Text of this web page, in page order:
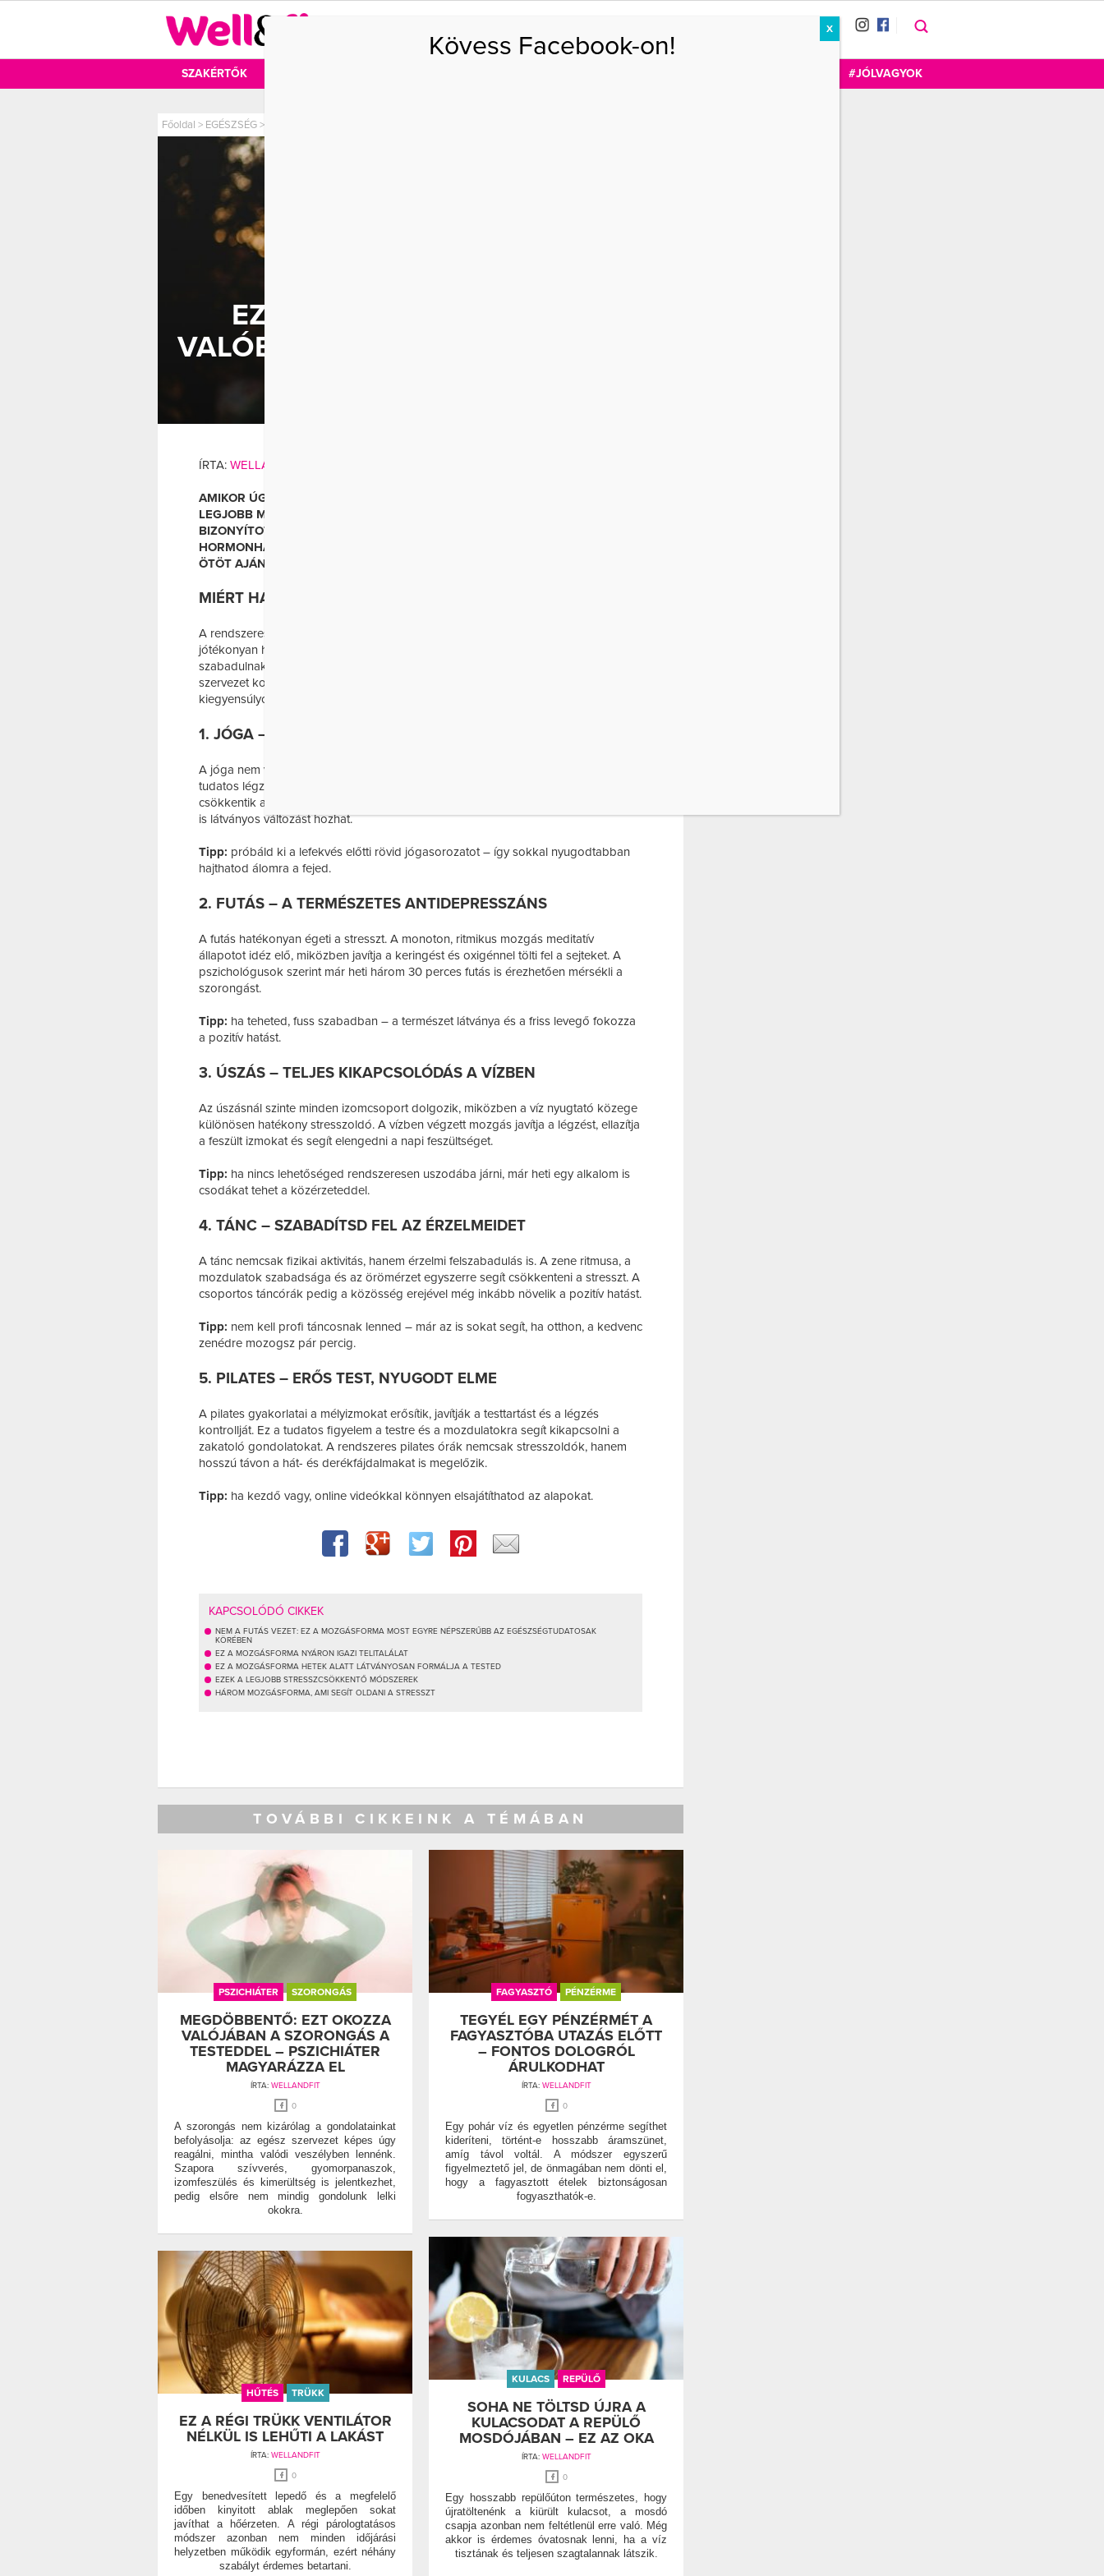
SZAKÉRTŐK #JÓLVAGYOK
Főoldal > EGÉSZSÉG>
EZEK AZ 5 MOZGÁSFORMA
VALÓBAN CSÖKKENTI A STRESSZT
ÍRTA: WELLANDFIT
AMIKOR ÚGY ÉRZED, HOGY SZÉTFESZÍT A FESZÜLTSÉG, SOKSZOR ÉPP AZ A
LEGJOBB MEGOLDÁS, HA MEGMOZDULSZ. EGYES MOZGÁSFORMÁK
BIZONYÍTOTTAN SEGÍTENEK OLDANI A STRESSZT, KIEGYENSÚLYOZZÁK A
HORMONHÁZTARTÁST ÉS JAVÍTJÁK A HANGULATOT. MUTATJUK, MELYIK
ÖTÖT AJÁNLJÁK LEGINKÁBB A SZAKÉRTŐK.
MIÉRT HAT A MOZGÁS A STRESSZRE?
A rendszeres testmozgás nemcsak az izmokat erősíti, hanem az idegrendszerre is
jótékonyan hat. Edzés közben endorfinok – más néven boldogsághormonok –
szabadulnak fel, amelyek természetes hangulatjavítók. Emellett csökken a
szervezet kortizolszintje (a stresszhormon), így hamarabb érhetjük el a nyugodt,
kiegyensúlyozott állapotot.
1. JÓGA – A TEST ÉS A LÉLEK HARMÓNIÁJA
A jóga nem véletlenül az egyik legnépszerűbb stresszoldó mozgásforma. A lassú,
tudatos légzés és a nyújtó gyakorlatok segítenek lecsendesíteni az elmét,
csökkentik a szorongást és javítják az alvásminőséget. Már napi 20 perc gyakorlás
is látványos változást hozhat.
Tipp: próbáld ki a lefekvés előtti rövid jógasorozatot – így sokkal nyugodtabban
hajthatod álomra a fejed.
2. FUTÁS – A TERMÉSZETES ANTIDEPRESSZÁNS
A futás hatékonyan égeti a stresszt. A monoton, ritmikus mozgás meditatív
állapotot idéz elő, miközben javítja a keringést és oxigénnel tölti fel a sejteket. A
pszichológusok szerint már heti három 30 perces futás is érezhetően mérsékli a
szorongást.
Tipp: ha teheted, fuss szabadban – a természet látványa és a friss levegő fokozza
a pozitív hatást.
3. ÚSZÁS – TELJES KIKAPCSOLÓDÁS A VÍZBEN
Az úszásnál szinte minden izomcsoport dolgozik, miközben a víz nyugtató közege
különösen hatékony stresszoldó. A vízben végzett mozgás javítja a légzést, ellazítja
a feszült izmokat és segít elengedni a napi feszültséget.
Tipp: ha nincs lehetőséged rendszeresen uszodába járni, már heti egy alkalom is
csodákat tehet a közérzeteddel.
4. TÁNC – SZABADÍTSD FEL AZ ÉRZELMEIDET
A tánc nemcsak fizikai aktivitás, hanem érzelmi felszabadulás is. A zene ritmusa, a
mozdulatok szabadsága és az örömérzet egyszerre segít csökkenteni a stresszt. A
csoportos táncórák pedig a közösség erejével még inkább növelik a pozitív hatást.
Tipp: nem kell profi táncosnak lenned – már az is sokat segít, ha otthon, a kedvenc
zenédre mozogsz pár percig.
5. PILATES – ERŐS TEST, NYUGODT ELME
A pilates gyakorlatai a mélyizmokat erősítik, javítják a testtartást és a légzés
kontrollját. Ez a tudatos figyelem a testre és a mozdulatokra segít kikapcsolni a
zakatoló gondolatokat. A rendszeres pilates órák nemcsak stresszoldók, hanem
hosszú távon a hát- és derékfájdalmakat is megelőzik.
Tipp: ha kezdő vagy, online videókkal könnyen elsajátíthatod az alapokat.
KAPCSOLÓDÓ CIKKEK
NEM A FUTÁS VEZET: EZ A MOZGÁSFORMA MOST EGYRE NÉPSZERŰBB AZ EGÉSZSÉGTUDATOSAK
KÖRÉBEN
EZ A MOZGÁSFORMA NYÁRON IGAZI TELITALÁLAT
EZ A MOZGÁSFORMA HETEK ALATT LÁTVÁNYOSAN FORMÁLJA A TESTED
EZEK A LEGJOBB STRESSZCSÖKKENTŐ MÓDSZEREK
HÁROM MOZGÁSFORMA, AMI SEGÍT OLDANI A STRESSZT
TOVÁBBI CIKKEINK A TÉMÁBAN
PSZICHIÁTER SZORONGÁS
MEGDÖBBENTŐ: EZT OKOZZA
VALÓJÁBAN A SZORONGÁS A
TESTEDDEL – PSZICHIÁTER
MAGYARÁZZA EL
ÍRTA: WELLANDFIT
0
A szorongás nem kizárólag a gondolatainkat
befolyásolja: az egész szervezet képes úgy
reagálni, mintha valódi veszélyben lennénk.
Szapora szívverés, gyomorpanaszok,
izomfeszülés és kimerültség is jelentkezhet,
pedig elsőre nem mindig gondolunk lelki
okokra.
FAGYASZTÓ PÉNZÉRME
TEGYÉL EGY PÉNZÉRMÉT A
FAGYASZTÓBA UTAZÁS ELŐTT
– FONTOS DOLOGRÓL
ÁRULKODHAT
ÍRTA: WELLANDFIT
0
Egy pohár víz és egyetlen pénzérme segíthet
kideríteni, történt-e hosszabb áramszünet,
amíg távol voltál. A módszer egyszerű
figyelmeztető jel, de önmagában nem dönti el,
hogy a fagyasztott ételek biztonságosan
fogyaszthatók-e.
KULACS REPÜLŐ
SOHA NE TÖLTSD ÚJRA A
KULACSODAT A REPÜLŐ
MOSDÓJÁBAN – EZ AZ OKA
ÍRTA: WELLANDFIT
0
Egy hosszabb repülőúton természetes, hogy
újratöltenénk a kiürült kulacsot, a mosdó
csapja azonban nem feltétlenül erre való. Még
akkor is érdemes óvatosnak lenni, ha a víz
tisztának és teljesen szagtalannak látszik.
HŰTÉS TRÜKK
EZ A RÉGI TRÜKK VENTILÁTOR
NÉLKÜL IS LEHŰTI A LAKÁST
ÍRTA: WELLANDFIT
0
Egy benedvesített lepedő és a megfelelő
időben kinyitott ablak meglepően sokat
javíthat a hőérzeten. A régi párologtatásos
módszer azonban nem minden időjárási
helyzetben működik egyformán, ezért néhány
szabályt érdemes betartani.
Kövess Facebook-on!
X